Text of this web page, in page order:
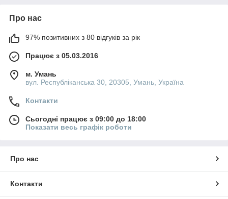
Про нас
97% позитивних з 80 відгуків за рік
Працює з 05.03.2016
м. Умань
вул. Республіканська 30, 20305, Умань, Україна
Контакти
Сьогодні працює з 09:00 до 18:00
Показати весь графік роботи
Про нас
Контакти